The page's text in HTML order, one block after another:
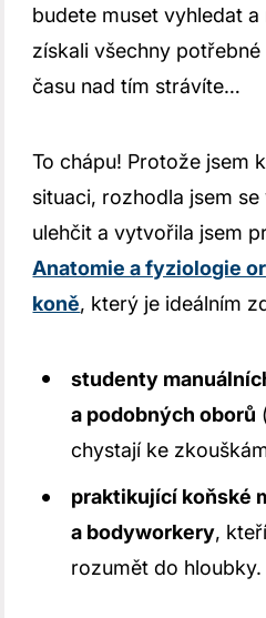
budete muset vyhledat
získali všechny
času nad tím strávíte…
To chápu! Protože jsem
situaci, rozhodla jsem
ulehčit a vytvořila jsem
Anatomie a fyziologie
koně, který je ideálním
studenty
a podobných oborů
chystají ke
praktikující koňské
a bodyworkery,
rozumět do hloubky.